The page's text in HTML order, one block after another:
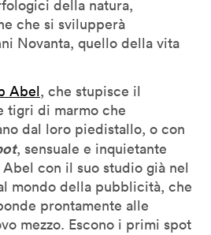
della natura,
che si svilupperà
Novanta, quello della vita
Abel, che stupisce il
tigri di marmo che
dal loro piedistallo, o con
, sensuale e inquietante
con il suo studio già nel
mondo della pubblicità, che
prontamente alle
mezzo. Escono i primi spot